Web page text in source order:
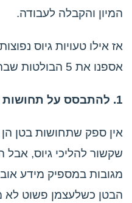
המיון והקבלה לעבודה.
אז אילו טעויות גיוס
אספנו את 5 הבולטות שבהן.
1. להתבסס על תחושות בטן
אין ספק שתחושות בטן
שקשור להליכי גיוס, אבל
מגובות במספיק מידע
הבטן כשלעצמן פשוט לא